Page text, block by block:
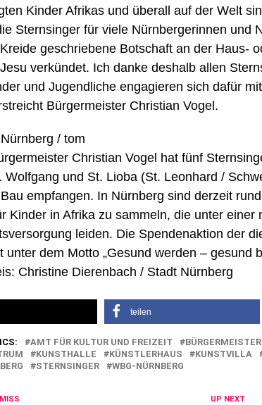
Kinder Afrikas und überall auf der Welt
Sternsinger für viele Nürnbergerinnen und
geschriebene Botschaft an der Haus-
verkündet. Ich danke deshalb allen
und Jugendliche engagieren sich dafür
Bürgermeister Christian Vogel.
/ tom
Christian Vogel hat fünf
Wolfgang und St. Lioba (St. Leonhard /
empfangen. In Nürnberg sind derzeit
Kinder in Afrika zu sammeln, die unter einer
leiden. Die Spendenaktion der
unter dem Motto „Gesund werden – gesund
Christine Dierenbach / Stadt Nürnberg
teilen
AMT FÜR KULTUR UND FREIZEIT BÜRGERMEISTER
KUNSTHALLE KÜNSTLERHAUS KUNSTVILLA
STERNSINGER WBG-NÜRNBERG
UP NEXT